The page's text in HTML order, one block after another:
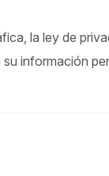
la ley de
información